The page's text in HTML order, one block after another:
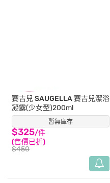
暫無庫存
賽吉兒 SAUGELLA賽吉兒潔浴
凝露(少女型)200ml
$325/件
(售價已折)
$450
(5)